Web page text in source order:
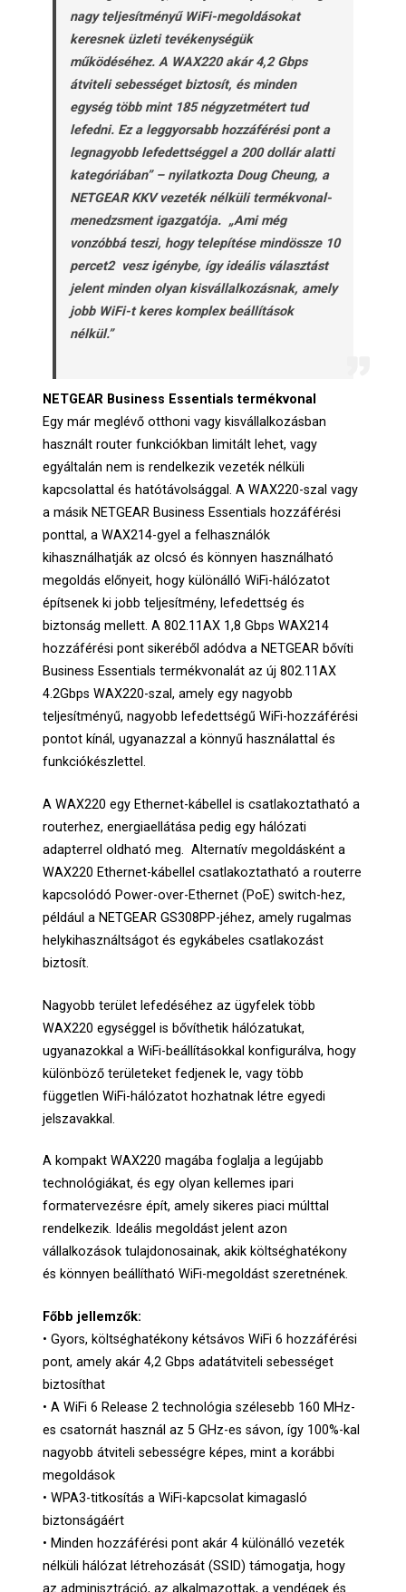
nagy teljesítményű WiFi-megoldásokat
keresnek üzleti tevékenységük
működéséhez. A WAX220 akár 4,2 Gbps
átviteli sebességet biztosít, és minden
egység több mint 185 négyzetmétert tud
lefedni. Ez a leggyorsabb hozzáférési pont a
legnagyobb lefedettséggel a 200 dollár alatti
kategóriában” – nyilatkozta Doug Cheung, a
NETGEAR KKV vezeték nélküli termékvonal-
menedzsment igazgatója. „Ami még
vonzóbbá teszi, hogy telepítése mindössze 10
percet2 vesz igénybe, így ideális választást
jelent minden olyan kisvállalkozásnak, amely
jobb WiFi-t keres komplex beállítások
nélkül.”
NETGEAR Business Essentials termékvonal
Egy már meglévő otthoni vagy kisvállalkozásban
használt router funkciókban limitált lehet, vagy
egyáltalán nem is rendelkezik vezeték nélküli
kapcsolattal és hatótávolsággal. A WAX220-szal vagy
a másik NETGEAR Business Essentials hozzáférési
ponttal, a WAX214-gyel a felhasználók
kihasználhatják az olcsó és könnyen használható
megoldás előnyeit, hogy különálló WiFi-hálózatot
építsenek ki jobb teljesítmény, lefedettség és
biztonság mellett. A 802.11AX 1,8 Gbps WAX214
hozzáférési pont sikeréből adódva a NETGEAR bővíti
Business Essentials termékvonalát az új 802.11AX
4.2Gbps WAX220-szal, amely egy nagyobb
teljesítményű, nagyobb lefedettségű WiFi-hozzáférési
pontot kínál, ugyanazzal a könnyű használattal és
funkciókészlettel.
A WAX220 egy Ethernet-kábellel is csatlakoztatható a
routerhez, energiaellátása pedig egy hálózati
adapterrel oldható meg. Alternatív megoldásként a
WAX220 Ethernet-kábellel csatlakoztatható a routerre
kapcsolódó Power-over-Ethernet (PoE) switch-hez,
például a NETGEAR GS308PP-jéhez, amely rugalmas
helykihasználtságot és egykábeles csatlakozást
biztosít.
Nagyobb terület lefedéséhez az ügyfelek több
WAX220 egységgel is bővíthetik hálózatukat,
ugyanazokkal a WiFi-beállításokkal konfigurálva, hogy
különböző területeket fedjenek le, vagy több
független WiFi-hálózatot hozhatnak létre egyedi
jelszavakkal.
A kompakt WAX220 magába foglalja a legújabb
technológiákat, és egy olyan kellemes ipari
formatervezésre épít, amely sikeres piaci múlttal
rendelkezik. Ideális megoldást jelent azon
vállalkozások tulajdonosainak, akik költséghatékony
és könnyen beállítható WiFi-megoldást szeretnének.
Főbb jellemzők:
• Gyors, költséghatékony kétsávos WiFi 6 hozzáférési
pont, amely akár 4,2 Gbps adatátviteli sebességet
biztosíthat
• A WiFi 6 Release 2 technológia szélesebb 160 MHz-
es csatornát használ az 5 GHz-es sávon, így 100%-kal
nagyobb átviteli sebességre képes, mint a korábbi
megoldások
• WPA3-titkosítás a WiFi-kapcsolat kimagasló
biztonságáért
• Minden hozzáférési pont akár 4 különálló vezeték
nélküli hálózat létrehozását (SSID) támogatja, hogy
az adminisztráció, az alkalmazottak, a vendégek és